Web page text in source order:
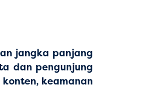
jangka panjang
dan pengunjung
keamanan